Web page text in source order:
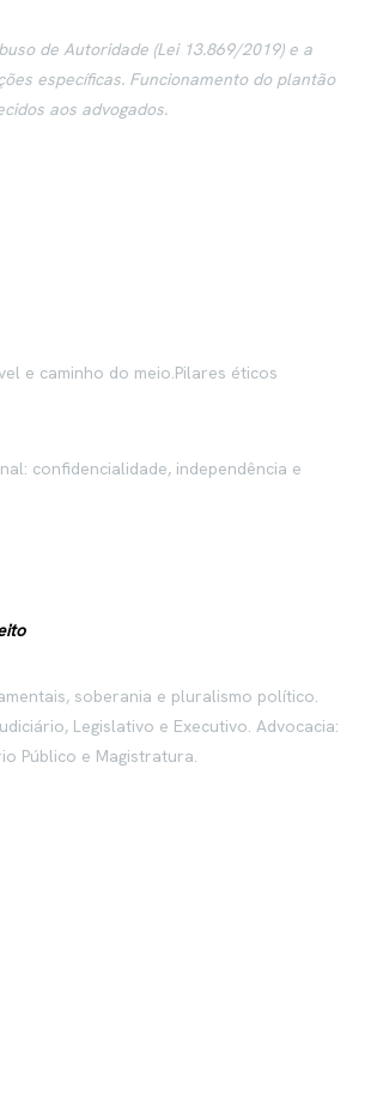
de Autoridade (Lei 13.869/2019) e a
específicas. Funcionamento do plantão
aos advogados.
e caminho do meio.Pilares éticos
confidencialidade, independência e
soberania e pluralismo político.
Legislativo e Executivo. Advocacia:
Público e Magistratura.